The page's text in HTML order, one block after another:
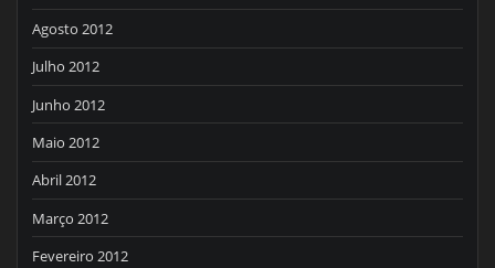
Agosto 2012
Julho 2012
Junho 2012
Maio 2012
Abril 2012
Março 2012
Fevereiro 2012